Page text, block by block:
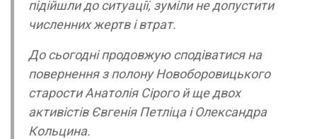
підійшли до ситуації, зуміли не допустити
численних жертв і втрат.
До сьогодні продовжую сподіватися на
повернення з полону Новоборовицького
старости Анатолія Сірого й ще двох
активістів Євгенія Петліца і Олександра
Кольцина.